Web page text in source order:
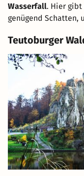
Wasserfall. Hier gibt
genügend Schatten,
Teutoburger